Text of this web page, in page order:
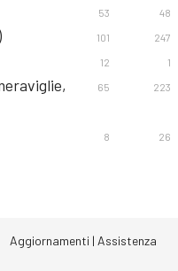
53 48
101 247
12 1
65 223
8 26
Aggiornamenti | Assistenza